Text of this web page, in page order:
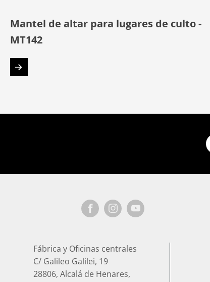
Mantel de altar para lugares de culto -
MT142
Fábrica y Oficinas centrales
C/ Galileo Galilei, 19
28806, Alcalá de Henares,